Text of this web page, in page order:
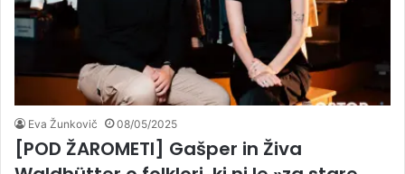
Eva Žunkovič 08/05/2025
[POD ŽAROMETI] Gašper in Živa